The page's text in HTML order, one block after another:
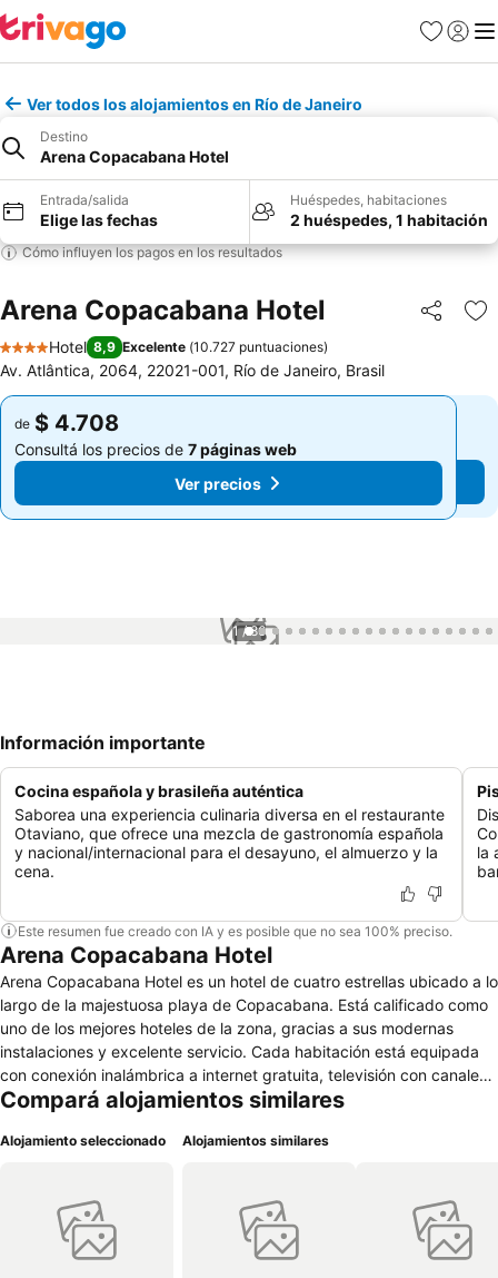
Favoritos
Iniciar
Ver todos los alojamientos en Río de Janeiro
Destino
Arena Copacabana Hotel
Entrada/salida
Elige las fechas
Huéspedes, habitaciones
2 huéspedes, 1 habitación
Cómo influyen los pagos en los resultados
Arena Copacabana Hotel Compartir
4 Estrellas
Hotel 8,9 Excelente (10.727 puntuaciones)
Av. Atlântica, 2064, 22021-001, Río de Janeiro, Brasil
de $ 4.708
Consultá los precios de 7 páginas web
Ver precios
de $ 4.708
Consultá los precios de 7 páginas web
Ver precios
1 / 86
Información importante
Cocina española y brasileña auténtica
Saborea una experiencia culinaria diversa en el restaurante
Otaviano, que ofrece una mezcla de gastronomía española
y nacional/internacional para el desayuno, el almuerzo y la
cena.
la
Este resumen fue creado con IA y es posible que no sea 100% preciso.
Arena Copacabana Hotel
Arena Copacabana Hotel es un hotel de cuatro estrellas ubicado a lo
largo de la majestuosa playa de Copacabana. Está calificado como
uno de los mejores hoteles de la zona, gracias a sus modernas
instalaciones y excelente servicio. Cada habitación está equipada
con conexión inalámbrica a internet gratuita, televisión con canales
vía satélite, aire acondicionado, minibar, baño privado con artículos
una elegante piscina al aire libre. El club de salud cuenta con
conexión Wi-Fi gratuita en las zonas comunes del hotel. El
restaurante Fennel es conocido en Río de Janeiro por su comida de
clase mundial y sus impresionantes vistas. El hotel tiene un bar junto
Compará alojamientos similares
Alojamiento seleccionado Alojamientos similares